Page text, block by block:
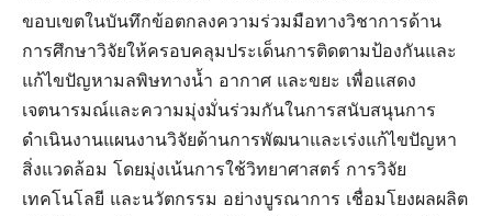
ขอบเขตในบันทึกข้อตกลงความร่วมมือทางวิชาการด้าน
การศึกษาวิจัยให้ครอบคลุมประเด็นการติดตามป้องกันและ
แก้ไขปัญหามลพิษทางน้ำ อากาศ และขยะ เพื่อแสดง
เจตนารมณ์และความมุ่งมั่นร่วมกันในการสนับสนุนการ
ดำเนินงานแผนงานวิจัยด้านการพัฒนาและเร่งแก้ไขปัญหา
สิ่งแวดล้อม โดยมุ่งเน้นการใช้วิทยาศาสตร์ การวิจัย
เทคโนโลยี และนวัตกรรม อย่างบูรณาการ เชื่อมโยงผลผลิต